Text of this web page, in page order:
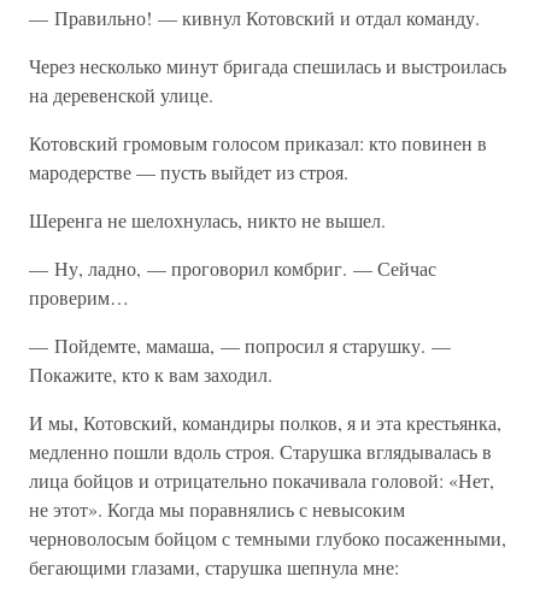
— Правильно! — кивнул Котовский и отдал команду.
Через несколько минут бригада спешилась и выстроилась
на деревенской улице.
Котовский громовым голосом приказал: кто повинен в
мародерстве — пусть выйдет из строя.
Шеренга не шелохнулась, никто не вышел.
— Ну, ладно, — проговорил комбриг. — Сейчас
проверим…
— Пойдемте, мамаша, — попросил я старушку. —
Покажите, кто к вам заходил.
И мы, Котовский, командиры полков, я и эта крестьянка,
медленно пошли вдоль строя. Старушка вглядывалась в
лица бойцов и отрицательно покачивала головой: «Нет,
не этот». Когда мы поравнялись с невысоким
черноволосым бойцом с темными глубоко посаженными,
бегающими глазами, старушка шепнула мне: